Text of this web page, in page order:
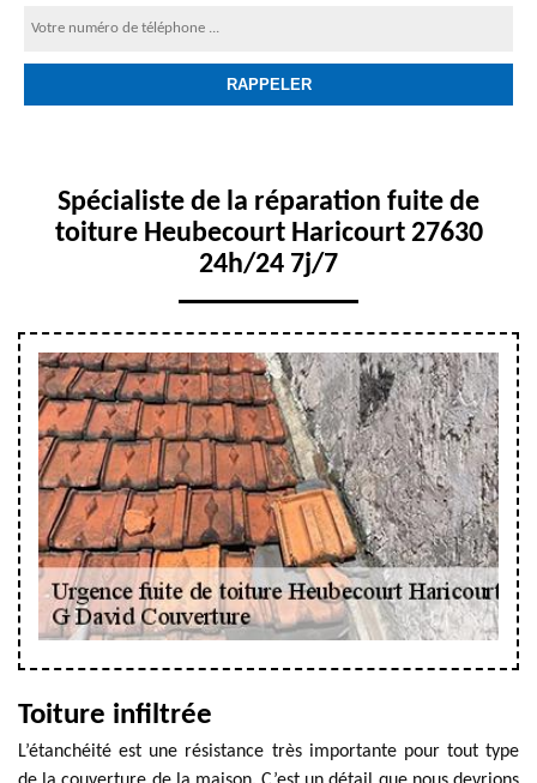
Spécialiste de la réparation fuite de
toiture Heubecourt Haricourt 27630
24h/24 7j/7
Toiture infiltrée
L’étanchéité est une résistance très importante pour tout type